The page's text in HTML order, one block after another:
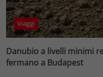
Viaggi
Danubio a livelli minimi
fermano a Budapest